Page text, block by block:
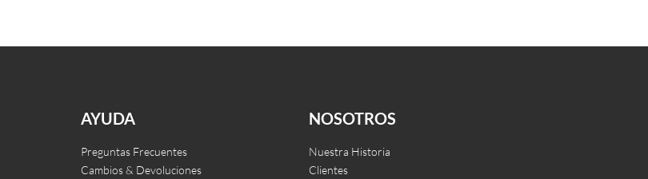
AYUDA
Preguntas Frecuentes
Cambios & Devoluciones
NOSOTROS
Nuestra Historia
Clientes